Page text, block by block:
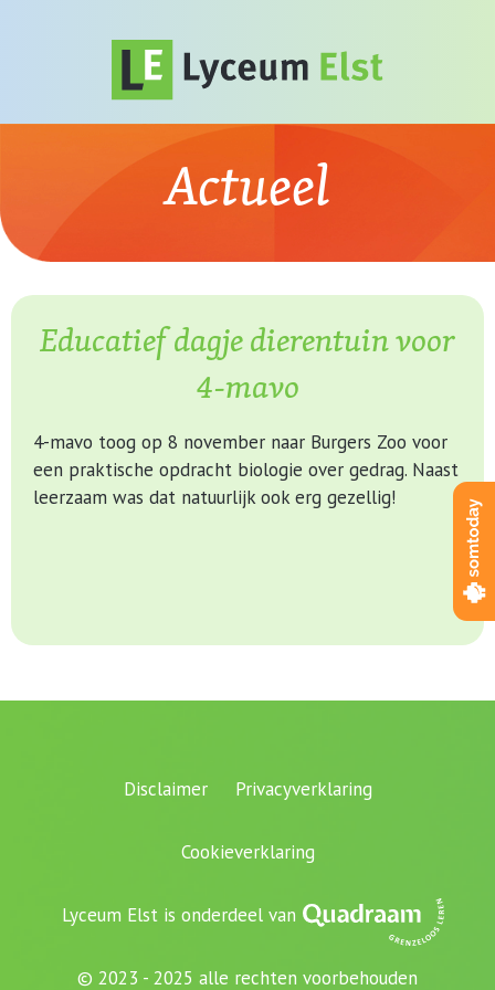
Actueel
Educatief dagje dierentuin voor
4-mavo
4-mavo toog op 8 november naar Burgers Zoo voor
een praktische opdracht biologie over gedrag. Naast
leerzaam was dat natuurlijk ook erg gezellig!
Disclaimer Privacyverklaring
Cookieverklaring
Lyceum Elst is onderdeel van
© 2023 - 2025 alle rechten voorbehouden